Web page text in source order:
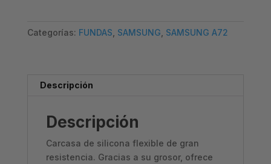
CASE
Categorías: FUNDAS, SAMSUNG, SAMSUNG A72
Descripción
Descripción
Carcasa de silicona flexible de gran
resistencia. Gracias a su grosor, ofrece